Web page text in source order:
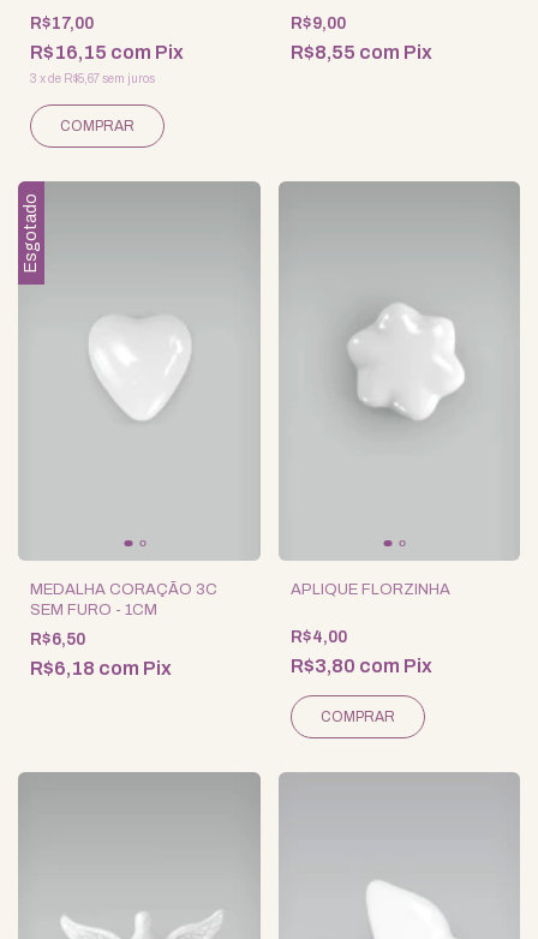
R$17,00
R$16,15 com Pix
3 xde R$5,67sem juros
R$9,00
R$8,55 com Pix
Esgotado
MEDALHA CORAÇÃO 3C
SEM FURO - 1CM
R$6,50
R$6,18 com Pix
APLIQUE FLORZINHA
R$4,00
R$3,80 com Pix